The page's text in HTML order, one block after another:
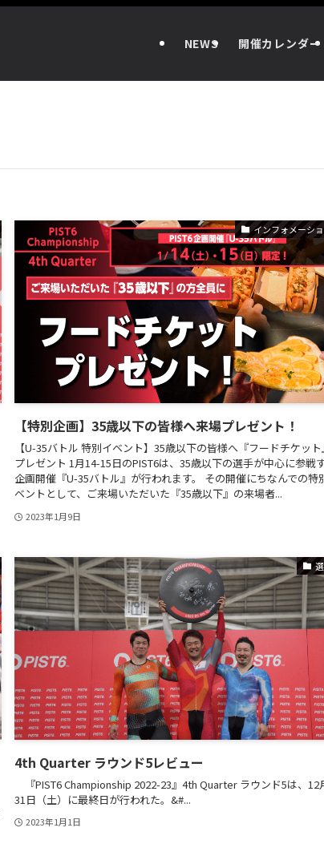
NEWS 開催カレンダー
インフォメーシ
【特別企画】35歳以下の皆様へ来場プレゼント！
【U-35バトル 特別イベント】35歳以下の皆様へ『フードチケット
プレゼント 1月14-15日のPIST6は、35歳以下の選手が中心に参戦
企画開催『U-35バトル』が行われます。 その開催にちなんでの特
ベントとして、ご来場いただいた『35歳以下』の来場者...
2023年1月9日
4th Quarter ラウンド5レビュー
『PIST6 Championship 2022-23』4th Quarter ラウンド5は、12
31日（土）に最終日が行われた。&#...
2023年1月1日